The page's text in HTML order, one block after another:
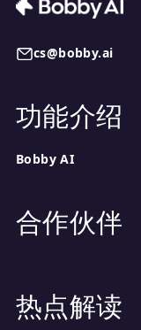
cs@bobby.ai
功能介绍
Bobby AI
合作伙伴
热点解读